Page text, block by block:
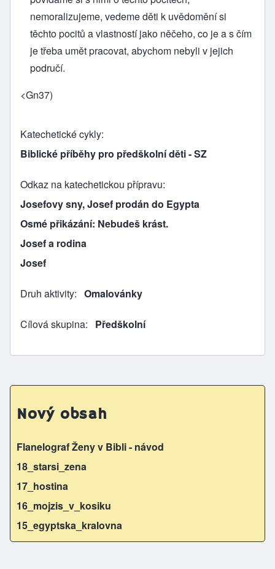
nemoralizujeme, vedeme děti k uvědomění si
těchto pocitů a vlastností jako něčeho, co je a s čím
je třeba umět pracovat, abychom nebyli v jejich
područí.
<Gn37)
Katechetické cykly
Biblické příběhy pro předškolní děti - SZ
Odkaz na katechetickou přípravu
Josefovy sny, Josef prodán do Egypta
Osmé přikázání: Nebudeš krást.
Josef a rodina
Josef
Druh aktivity Omalovánky
Cílová skupina Předškolní
Nový obsah
Flanelograf Ženy v Bibli - návod
18_starsi_zena
17_hostina
16_mojzis_v_kosiku
15_egyptska_kralovna